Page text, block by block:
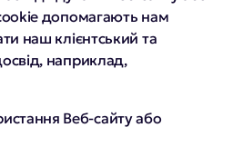
допомагають нам
наш клієнтський та
наприклад,
Веб-сайту або